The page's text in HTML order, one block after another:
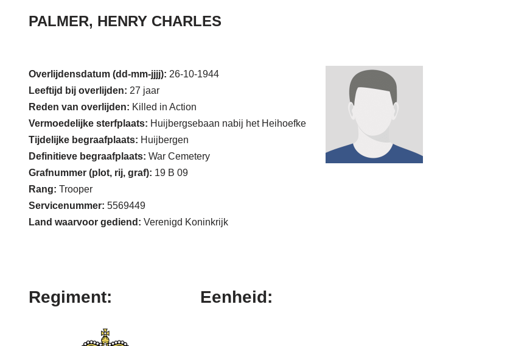
PALMER, HENRY CHARLES
Overlijdensdatum (dd-mm-jjjj): 26-10-1944
Leeftijd bij overlijden: 27 jaar
Reden van overlijden: Killed in Action
Vermoedelijke sterfplaats: Huijbergsebaan nabij het Heihoefke
Tijdelijke begraafplaats: Huijbergen
Definitieve begraafplaats: War Cemetery
Grafnummer (plot, rij, graf): 19 B 09
Rang: Trooper
Servicenummer: 5569449
Land waarvoor gediend: Verenigd Koninkrijk
Regiment: Eenheid: